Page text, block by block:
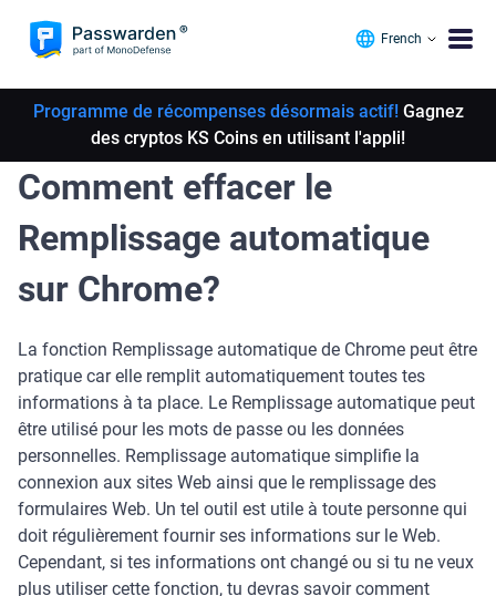
French
Programme de récompenses désormais actif!Gagnez
des cryptos KS Coins en utilisant l'appli!
Comment effacer le
Remplissage automatique
sur Chrome?
La fonction Remplissage automatique de Chrome peut être
pratique car elle remplit automatiquement toutes tes
informations à ta place. Le Remplissage automatique peut
être utilisé pour les mots de passe ou les données
personnelles. Remplissage automatique simplifie la
connexion aux sites Web ainsi que le remplissage des
formulaires Web. Un tel outil est utile à toute personne qui
doit régulièrement fournir ses informations sur le Web.
Cependant, si tes informations ont changé ou si tu ne veux
plus utiliser cette fonction, tu devras savoir comment